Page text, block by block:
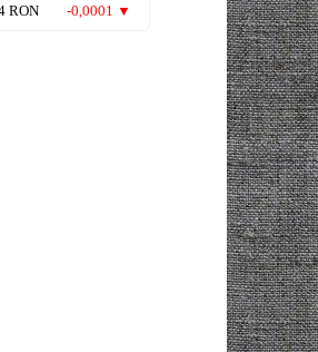
RON -0,0001 ▼